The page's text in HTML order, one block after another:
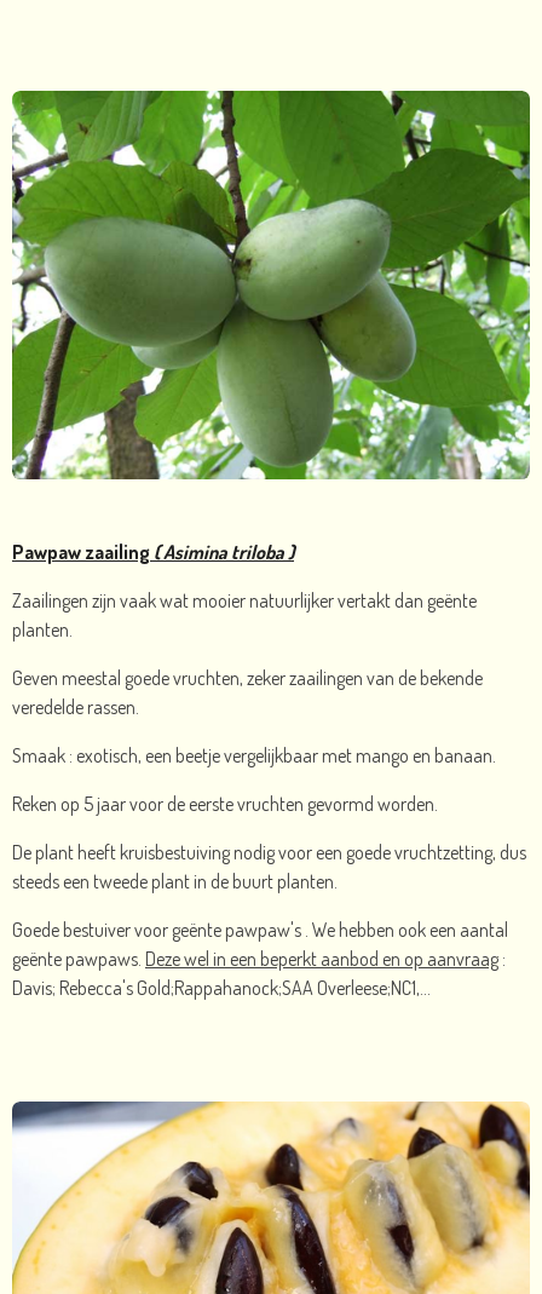
Pawpaw zaailing ( Asimina triloba )
Zaailingen zijn vaak wat mooier natuurlijker vertakt dan geënte
planten.
Geven meestal goede vruchten, zeker zaailingen van de bekende
veredelde rassen.
Smaak : exotisch, een beetje vergelijkbaar met mango en banaan.
Reken op 5 jaar voor de eerste vruchten gevormd worden.
De plant heeft kruisbestuiving nodig voor een goede vruchtzetting, dus
steeds een tweede plant in de buurt planten.
Goede bestuiver voor geënte pawpaw's . We hebben ook een aantal
geënte pawpaws. Deze wel in een beperkt aanbod en op aanvraag :
Davis; Rebecca's Gold;Rappahanock;SAA Overleese;NC1,...